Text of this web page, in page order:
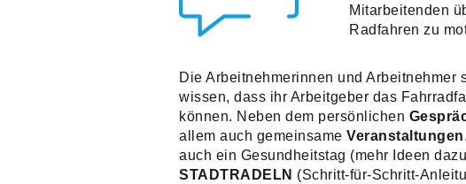
Mitarbeitenden
Radfahren zu
Die Arbeitnehmerinnen und
wissen, dass ihr Arbeitgeber das
können. Neben dem persönlichen
allem auch gemeinsame Veranstaltungen
auch ein Gesundheitstag (mehr Ideen
STADTRADELN (Schritt-für-Schritt-